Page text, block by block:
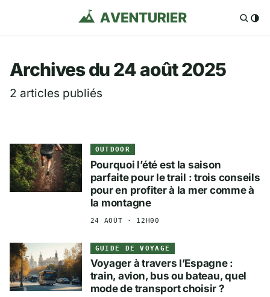
Aventurier.fr —
Archives du 24 août 2025
2 articles publiés
OUTDOOR
Pourquoi l’été est la saison
parfaite pour le trail : trois conseils
pour en profiter à la mer comme à
la montagne
24 AOÛT · 12H00
GUIDE DE VOYAGE
Voyager à travers l’Espagne :
train, avion, bus ou bateau, quel
mode de transport choisir ?